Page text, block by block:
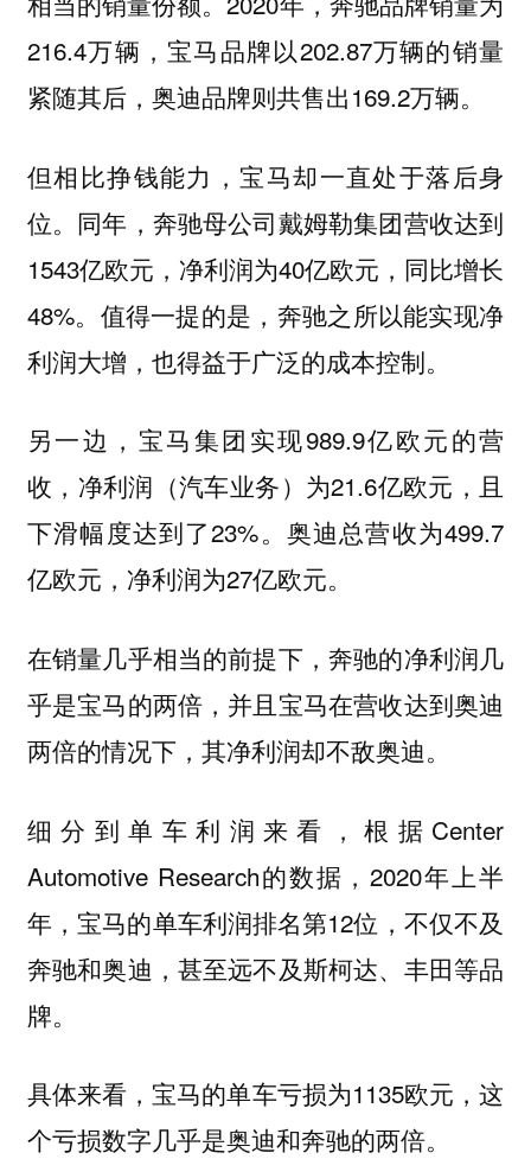
216.4万辆，宝马品牌以202.87万辆的销量
紧随其后，奥迪品牌则共售出169.2万辆。
但相比挣钱能力，宝马却一直处于落后身
位。同年，奔驰母公司戴姆勒集团营收达到
1543亿欧元，净利润为40亿欧元，同比增长
48%。值得一提的是，奔驰之所以能实现净
利润大增，也得益于广泛的成本控制。
另一边，宝马集团实现989.9亿欧元的营
收，净利润（汽车业务）为21.6亿欧元，且
下滑幅度达到了23%。奥迪总营收为499.7
亿欧元，净利润为27亿欧元。
在销量几乎相当的前提下，奔驰的净利润几
乎是宝马的两倍，并且宝马在营收达到奥迪
两倍的情况下，其净利润却不敌奥迪。
细分到单车利润来看，根据Center
Automotive Research的数据，2020年上半
年，宝马的单车利润排名第12位，不仅不及
奔驰和奥迪，甚至远不及斯柯达、丰田等品
牌。
具体来看，宝马的单车亏损为1135欧元，这
个亏损数字几乎是奥迪和奔驰的两倍。